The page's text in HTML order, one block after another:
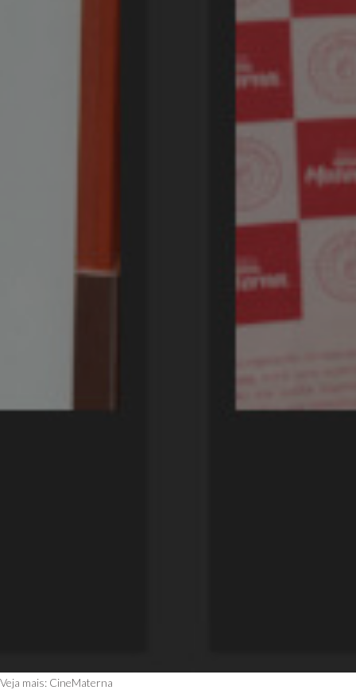
Veja mais: CineMaterna